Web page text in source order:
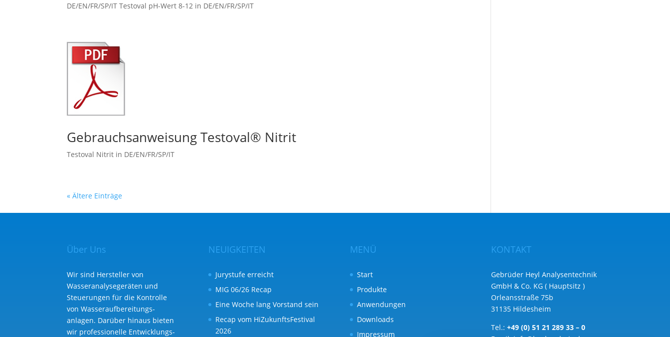
DE/EN/FR/SP/IT Testoval pH-Wert 8-12 in DE/EN/FR/SP/IT
Gebrauchsanweisung Testoval® Nitrit
Testoval Nitrit in DE/EN/FR/SP/IT
« Ältere Einträge
Über Uns
Wir sind Hersteller von
Wasseranalysegeräten und
Steuerungen für die Kontrolle
von Wasser­aufbereitungs­
anlagen. Darüber hinaus bieten
wir professionelle Entwicklungs­
NEUIGKEITEN
Jurystufe erreicht
MIG 06/26 Recap
Eine Woche lang Vorstand sein
Recap vom HiZukunftsFestival
2026
MENÜ
Start
Produkte
Anwendungen
Downloads
Impressum
KONTAKT
Gebrüder Heyl Analysentechnik
GmbH & Co. KG ( Hauptsitz )
Orleansstraße 75b
31135 Hildesheim
Tel.:+49 (0) 51 21 289 33 – 0